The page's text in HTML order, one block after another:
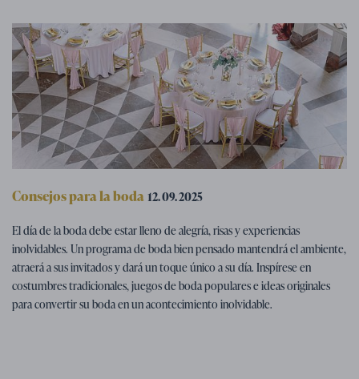
Consejos para la boda 12. 09. 2025
Programa de boda - consejos para
divertirse en la boda
El día de la boda debe estar lleno de alegría, risas y experiencias
inolvidables. Un programa de boda bien pensado mantendrá el ambiente,
atraerá a sus invitados y dará un toque único a su día. Inspírese en
costumbres tradicionales, juegos de boda populares e ideas originales
para convertir su boda en un acontecimiento inolvidable.